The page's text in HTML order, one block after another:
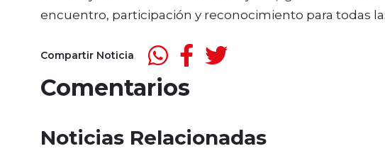
encuentro, participación y reconocimiento para todas
Compartir Noticia
Comentarios
Noticias Relacionadas